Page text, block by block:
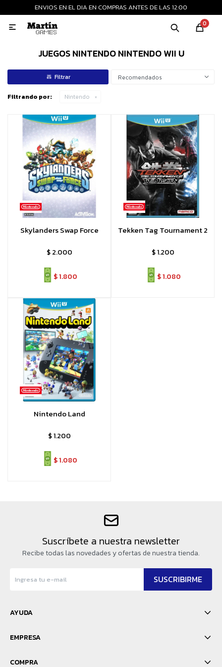
ENVIOS EN EL DIA EN COMPRAS ANTES DE LAS 12:00
0

JUEGOS NINTENDO NINTENDO WII U
Recomendados
Filtrando por: Nintendo
Skylanders Swap Force
$ 2.000
$1.800
Tekken Tag Tournament 2
$1.200
$1.080
Nintendo Land
$1.200
$1.080
Suscríbete a nuestra newsletter
Recibe todas las novedades y ofertas de nuestra tienda.
SUSCRIBIRME
AYUDA
EMPRESA
COMPRA
MI CUENTA
Consolas nuevas
Consolas recertificadas
Juegos
Accesorios